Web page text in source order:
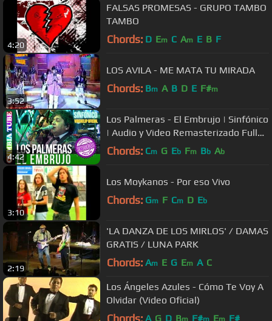
4:20
FALSAS PROMESAS - GRUPO TAMBO
TAMBO
Chords: D Em C Am E B F
3:52
LOS AVILA - ME MATA TU MIRADA
Chords: Bm A B D E F#m
4:42
Los Palmeras - El Embrujo | Sinfónico
| Audio y Video Remasterizado Full
HD | Cumbia Tube
Chords: Cm G Eb Fm Bb Ab
3:10
Los Moykanos - Por eso Vivo
Chords: Gm F Cm D Eb
2:19
'LA DANZA DE LOS MIRLOS' / DAMAS
GRATIS / LUNA PARK
Chords: Am E G Em A C
Los Ángeles Azules - Cómo Te Voy A
Olvidar (Video Oficial)
Chords: A G D Bm F#m Em F#